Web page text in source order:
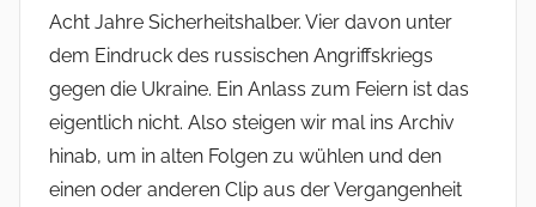
Acht Jahre Sicherheitshalber. Vier davon unter
dem Eindruck des russischen Angriffskriegs
gegen die Ukraine. Ein Anlass zum Feiern ist das
eigentlich nicht. Also steigen wir mal ins Archiv
hinab, um in alten Folgen zu wühlen und den
einen oder anderen Clip aus der Vergangenheit